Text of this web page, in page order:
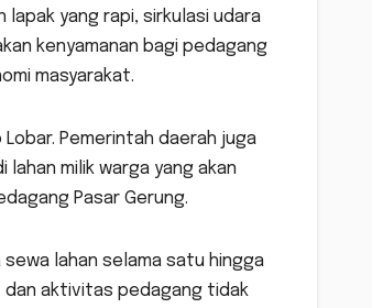
yang rapi, sirkulasi udara
kenyamanan bagi pedagang
masyarakat.
Pemerintah daerah juga
milik warga yang akan
Pasar Gerung.
lahan selama satu hingga
dan aktivitas pedagang tidak